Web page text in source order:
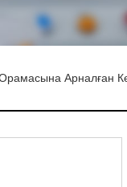
Арналған